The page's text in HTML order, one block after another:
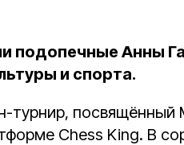
подопечные Анны
и спорта.
турнир,
Chess King. В